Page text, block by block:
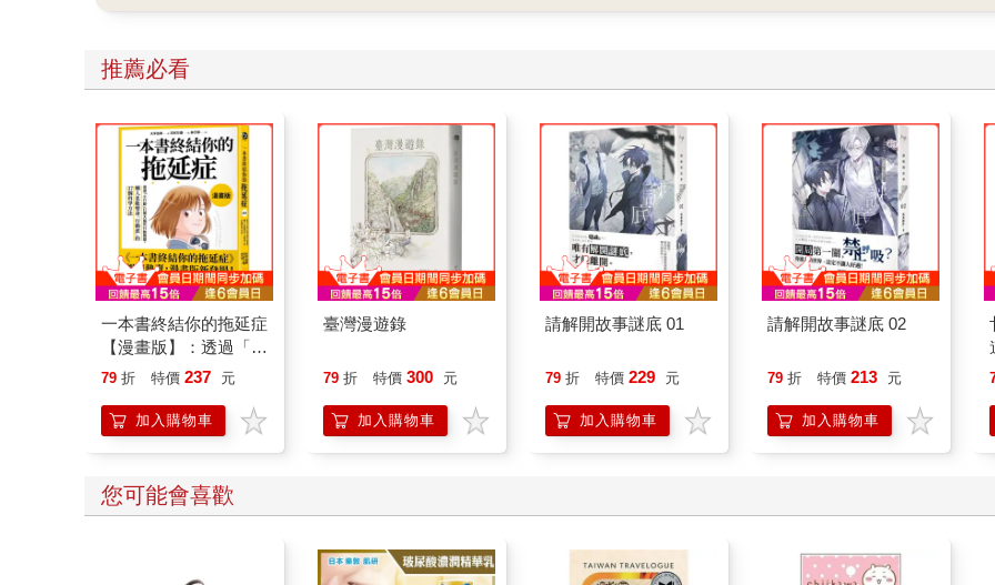
子，其實從未離開過。 💜
推薦必看
一本書終結你的拖延症
【漫畫版】：透過「小
行動」打開大腦的行動
「行動派」的37個科
學方法
79 折 特價 237 元
加入購物車
臺灣漫遊錄
79 折 特價 300 元
加入購物車
請解開故事謎底 01
79 折 特價 229 元
加入購物車
請解開故事謎底 02
79 折 特價 213 元
加入購物車
您可能會喜歡